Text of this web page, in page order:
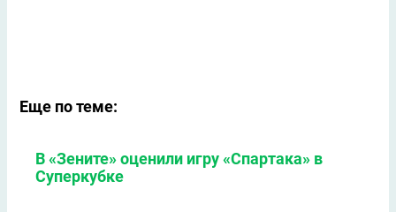
Еще по теме:
В «Зените» оценили игру «Спартака» в
Суперкубке